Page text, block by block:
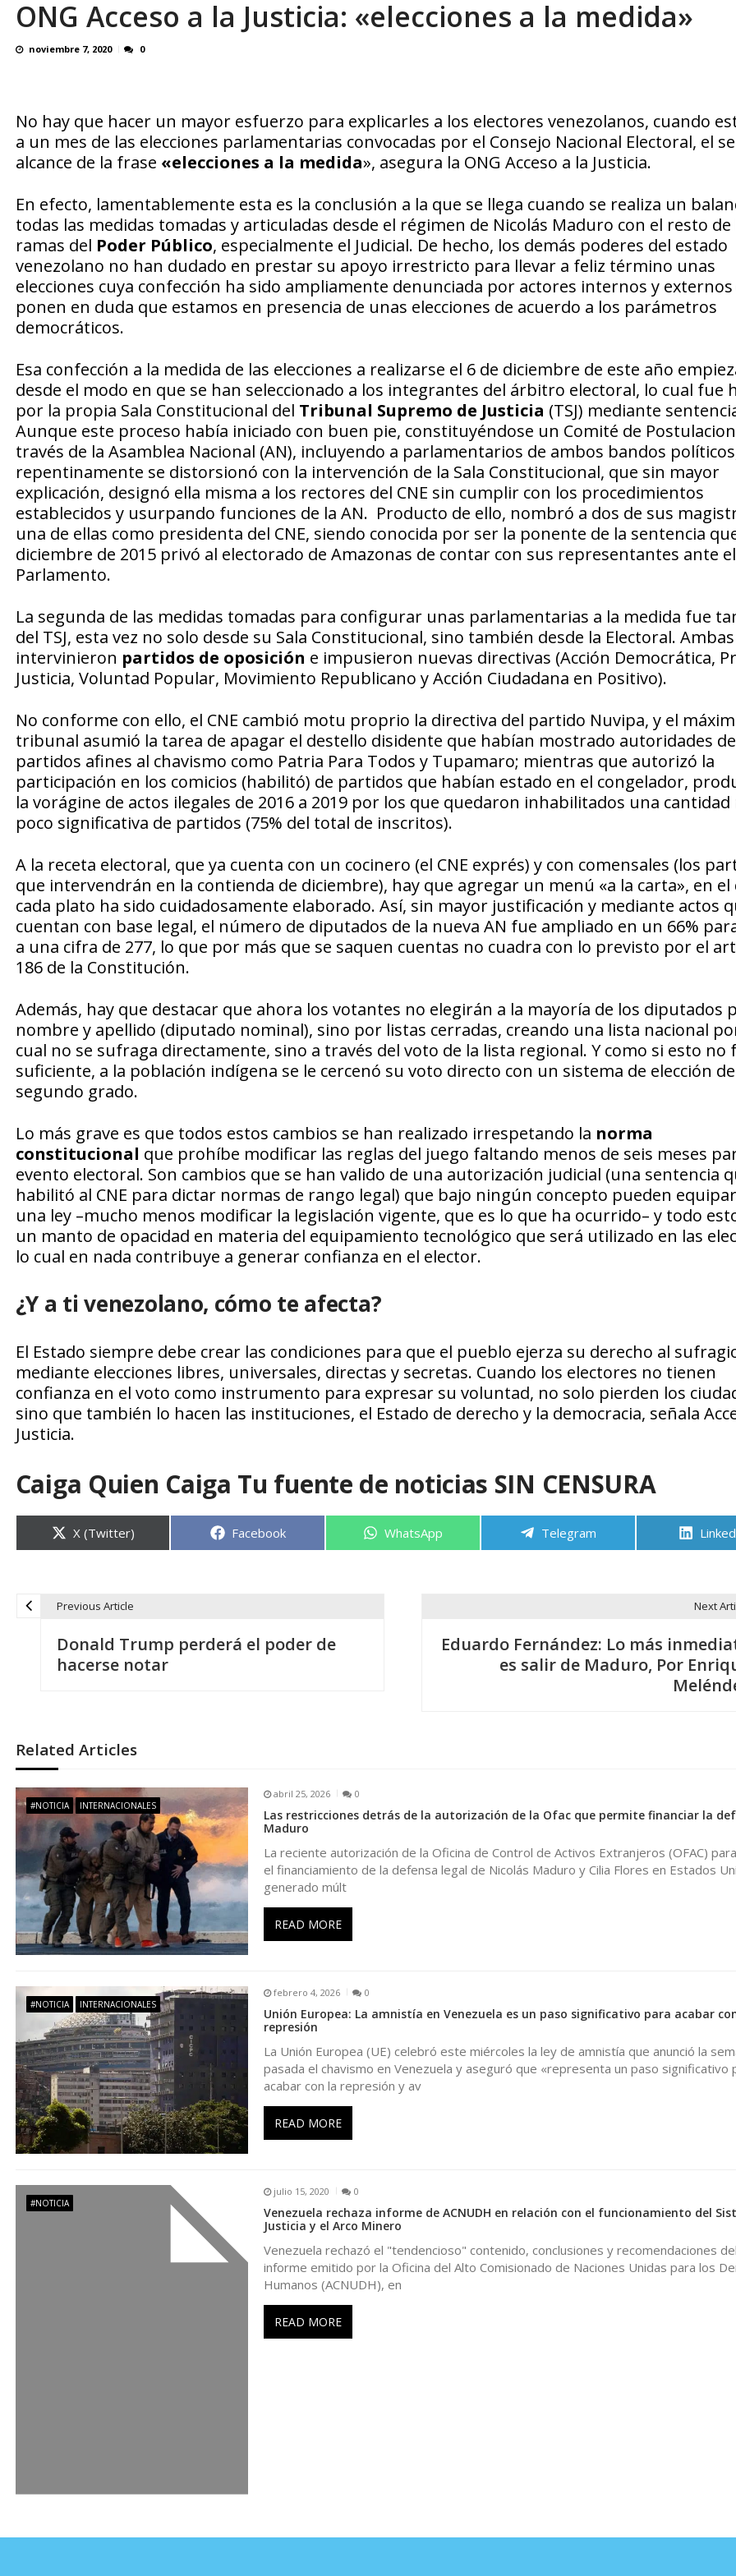
En 8 meses «876 horas de apagones» El desbastador costo del colapso eléctrico en... AGOSTO 7, 2026
ONG Acceso a la Justicia: «elecciones a la medida»
noviembre 7, 2020 0
No hay que hacer un mayor esfuerzo para explicarles a los electores venezolanos, cuando
a un mes de las elecciones parlamentarias convocadas por el Consejo Nacional Electoral, el
alcance de la frase «elecciones a la medida», asegura la ONG Acceso a la Justicia.
En efecto, lamentablemente esta es la conclusión a la que se llega cuando se realiza un
todas las medidas tomadas y articuladas desde el régimen de Nicolás Maduro con el resto de
ramas del Poder Público, especialmente el Judicial. De hecho, los demás poderes del estado
venezolano no han dudado en prestar su apoyo irrestricto para llevar a feliz término unas
elecciones cuya confección ha sido ampliamente denunciada por actores internos y
ponen en duda que estamos en presencia de unas elecciones de acuerdo a los parámetros
democráticos.
Esa confección a la medida de las elecciones a realizarse el 6 de diciembre de este año
desde el modo en que se han seleccionado a los integrantes del árbitro electoral, lo cual fue
por la propia Sala Constitucional del Tribunal Supremo de Justicia (TSJ) mediante
Aunque este proceso había iniciado con buen pie, constituyéndose un Comité de
través de la Asamblea Nacional (AN), incluyendo a parlamentarios de ambos bandos
repentinamente se distorsionó con la intervención de la Sala Constitucional, que sin mayor
explicación, designó ella misma a los rectores del CNE sin cumplir con los procedimientos
establecidos y usurpando funciones de la AN. Producto de ello, nombró a dos de sus
una de ellas como presidenta del CNE, siendo conocida por ser la ponente de la sentencia
diciembre de 2015 privó al electorado de Amazonas de contar con sus representantes ante el
Parlamento.
La segunda de las medidas tomadas para configurar unas parlamentarias a la medida fue
del TSJ, esta vez no solo desde su Sala Constitucional, sino también desde la Electoral. Ambas
intervinieron partidos de oposición e impusieron nuevas directivas (Acción Democrática,
Justicia, Voluntad Popular, Movimiento Republicano y Acción Ciudadana en Positivo).
No conforme con ello, el CNE cambió motu proprio la directiva del partido Nuvipa, y el
tribunal asumió la tarea de apagar el destello disidente que habían mostrado autoridades de
partidos afines al chavismo como Patria Para Todos y Tupamaro; mientras que autorizó la
participación en los comicios (habilitó) de partidos que habían estado en el congelador,
la vorágine de actos ilegales de 2016 a 2019 por los que quedaron inhabilitados una cantidad
poco significativa de partidos (75% del total de inscritos).
A la receta electoral, que ya cuenta con un cocinero (el CNE exprés) y con comensales (los
que intervendrán en la contienda de diciembre), hay que agregar un menú «a la carta», en el
cada plato ha sido cuidadosamente elaborado. Así, sin mayor justificación y mediante actos
cuentan con base legal, el número de diputados de la nueva AN fue ampliado en un 66%
a una cifra de 277, lo que por más que se saquen cuentas no cuadra con lo previsto por el
186 de la Constitución.
Además, hay que destacar que ahora los votantes no elegirán a la mayoría de los diputados
nombre y apellido (diputado nominal), sino por listas cerradas, creando una lista nacional
cual no se sufraga directamente, sino a través del voto de la lista regional. Y como si esto no
suficiente, a la población indígena se le cercenó su voto directo con un sistema de elección de
segundo grado.
Lo más grave es que todos estos cambios se han realizado irrespetando la norma
constitucional que prohíbe modificar las reglas del juego faltando menos de seis meses
evento electoral. Son cambios que se han valido de una autorización judicial (una sentencia
habilitó al CNE para dictar normas de rango legal) que bajo ningún concepto pueden
una ley –mucho menos modificar la legislación vigente, que es lo que ha ocurrido– y todo
un manto de opacidad en materia del equipamiento tecnológico que será utilizado en las
lo cual en nada contribuye a generar confianza en el elector.
¿Y a ti venezolano, cómo te afecta?
El Estado siempre debe crear las condiciones para que el pueblo ejerza su derecho al
mediante elecciones libres, universales, directas y secretas. Cuando los electores no tienen
confianza en el voto como instrumento para expresar su voluntad, no solo pierden los
sino que también lo hacen las instituciones, el Estado de derecho y la democracia, señala
Justicia.
Caiga Quien Caiga Tu fuente de noticias SIN CENSURA
Compartir
en
X (Twitter) Compartir
Facebook Compartir
WhatsApp Compartir
Telegram
e
g
a
c
i
ó
n
d
e
e
n
t
Previous Article
Donald Trump perderá el poder de
hacerse notar
Next
Eduardo Fernández: Lo más
es salir de Maduro, Por
Related Articles
#NOTICIA INTERNACIONALES
abril 25, 2026 0
Las restricciones detrás de la autorización de la Ofac que permite financiar la
Maduro
La reciente autorización de la Oficina de Control de Activos Extranjeros (OFAC)
el financiamiento de la defensa legal de Nicolás Maduro y Cilia Flores en Estados
generado múlt
READ MORE
#NOTICIA INTERNACIONALES
febrero 4, 2026 0
Unión Europea: La amnistía en Venezuela es un paso significativo para acabar
represión
La Unión Europea (UE) celebró este miércoles la ley de amnistía que anunció la
pasada el chavismo en Venezuela y aseguró que «representa un paso significativo
acabar con la represión y av
READ MORE
#NOTICIA
julio 15, 2020 0
Venezuela rechaza informe de ACNUDH en relación con el funcionamiento del
Justicia y el Arco Minero
Venezuela rechazó el "tendencioso" contenido, conclusiones y recomendaciones
informe emitido por la Oficina del Alto Comisionado de Naciones Unidas para los
Humanos (ACNUDH), en
READ MORE